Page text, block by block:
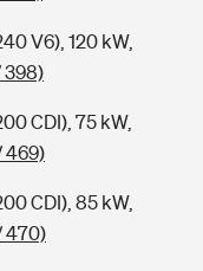
V6), 120 kW,
398)
CDI), 75 kW,
469)
CDI), 85 kW,
470)